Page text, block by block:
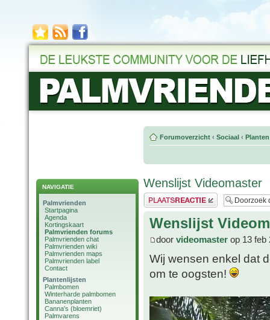
NAVIGATIE
Palmvrienden
Startpagina
Agenda
Kortingskaart
Palmvrienden forums
Palmvrienden chat
Palmvrienden wiki
Palmvrienden maps
Palmvrienden label
Contact
Plantenlijsten
Palmbomen
Winterharde palmbomen
Bananenplanten
Canna's (bloemriet)
Palmvarens
Forumoverzicht ‹ Sociaal ‹
Wenslijst Videomaster
Plaats een reactie
Wenslijst
door videomaster op 13 feb
Wij wensen enkel dat
om te oogsten!